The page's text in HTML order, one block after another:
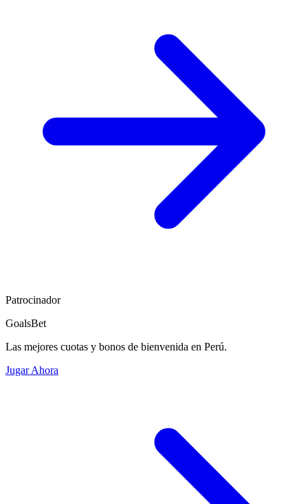
Patrocinador
GoalsBet
Las mejores cuotas y bonos de bienvenida en Perú.
Jugar Ahora